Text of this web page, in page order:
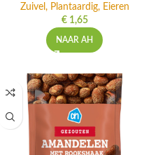
Zuivel, Plantaardig, Eieren
€1,65
NAAR AH